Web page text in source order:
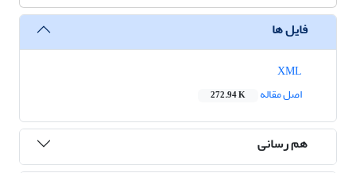
فایل ها
اصل مقاله
272.94 K
هم رسانی